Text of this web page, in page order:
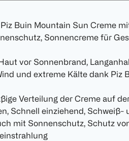
Buin Mountain Sun Creme
Sonnencreme für
vor Sonnenbrand,
und extreme Kälte dank Piz
Verteilung der Creme auf
Schnell einziehend, Schweiß-
mit Sonnenschutz, Schutz